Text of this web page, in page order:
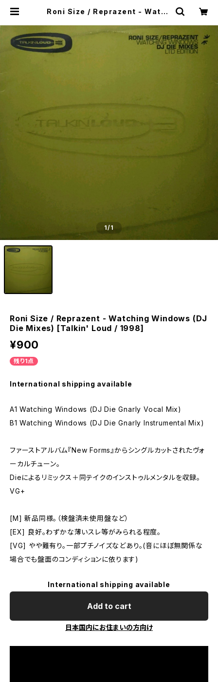
Roni Size / Reprazent - Watch
[Talkin' Loud / 1998] | WOW R
ECORDS
1/1
Roni Size / Reprazent - Watching Windows (DJ
Die Mixes) [Talkin' Loud / 1998]
¥900
残り1点
International shipping available
A1 Watching Windows (DJ Die Gnarly Vocal Mix)
B1 Watching Windows (DJ Die Gnarly Instrumental Mix)
ファーストアルバム『New Forms』からシングルカットされたヴォ
ーカルチューン。
Dieによるリミックス＋同テイクのインストゥルメンタルを収録。
VG+
[M] 新品同様。（検盤済未使用盤など）
[EX] 良好。わずかな薄いスレ等がみられる程度。
[VG] やや難有り。一部プチノイズなどあり。(音にほぼ無関係な
場合でも盤面のコンディションに依ります)
International shipping available
Add to cart
日本国内にお住まいの方向け